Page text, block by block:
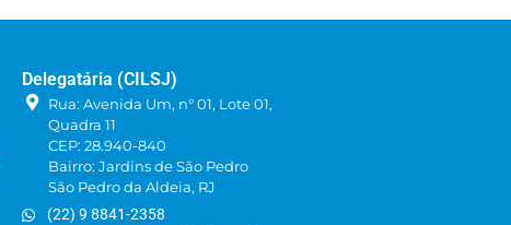
Delegatária (CILSJ)
Rua: Avenida Um, n° 01, Lote 01,
Quadra 11
CEP: 28.940-840
Bairro: Jardins de São Pedro
São Pedro da Aldeia, RJ
(22) 9 8841-2358